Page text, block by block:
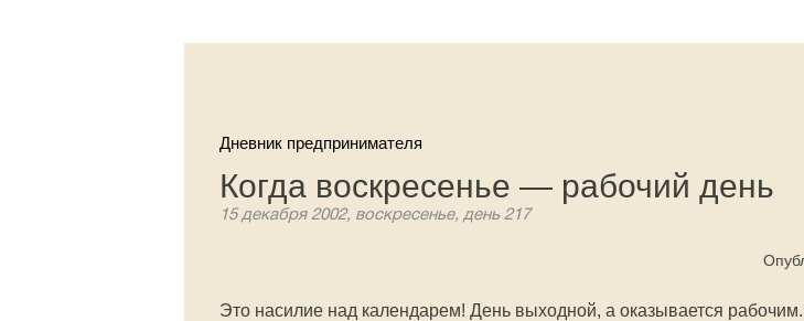
Дневник предпринимателя
Когда воскресенье — рабочий день
15 декабря 2002, воскресенье, день 217
Это насилие над календарем! День выходной, а оказывается рабочим.